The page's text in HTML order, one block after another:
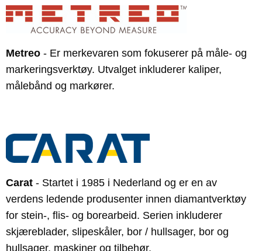
Metreo - Er merkevaren som fokuserer på måle- og
markeringsverktøy. Utvalget inkluderer kaliper,
målebånd og markører.
Carat - Startet i 1985 i Nederland og er en av
verdens ledende produsenter innen diamantverktøy
for stein-, flis- og borearbeid. Serien inkluderer
skjæreblader, slipeskåler, bor / hullsager, bor og
hullsager, maskiner og tilbehør.